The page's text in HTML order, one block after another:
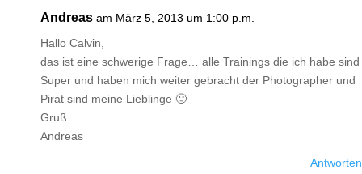
Andreas am März 5, 2013 um 1:00 p.m.
Hallo Calvin,
das ist eine schwerige Frage… alle Trainings die ich habe sind
Super und haben mich weiter gebracht der Photographer und
Pirat sind meine Lieblinge 🙂
Gruß
Andreas
Antworten